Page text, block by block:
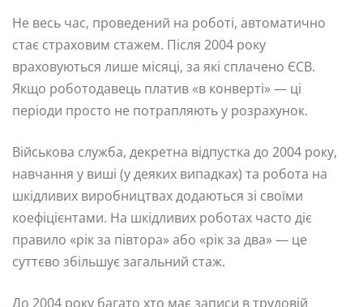
Не весь час, проведений на роботі, автоматично
стає страховим стажем. Після 2004 року
враховуються лише місяці, за які сплачено ЄСВ.
Якщо роботодавець платив «в конверті» — ці
періоди просто не потрапляють у розрахунок.
Військова служба, декретна відпустка до 2004 року,
навчання у виші (у деяких випадках) та робота на
шкідливих виробництвах додаються зі своїми
коефіцієнтами. На шкідливих роботах часто діє
правило «рік за півтора» або «рік за два» — це
суттєво збільшує загальний стаж.
До 2004 року багато хто має записи в трудовій